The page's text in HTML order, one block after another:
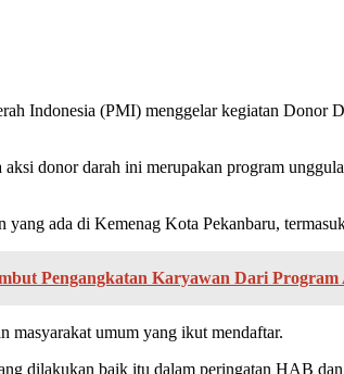
Indonesia (PMI) menggelar kegiatan
donor darah ini merupakan program
ada di Kemenag Kota Pekanbaru,
Pengangkatan Karyawan Dari
masyarakat umum yang ikut mendaftar.
dilakukan baik itu dalam peringatan HAB